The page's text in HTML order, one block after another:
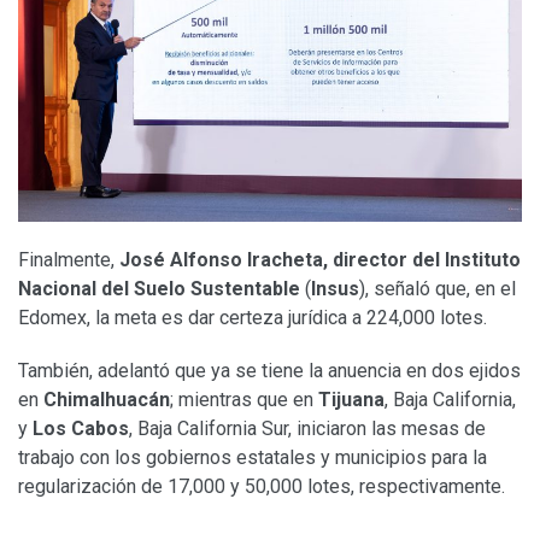
Finalmente, José Alfonso Iracheta, director del Instituto
Nacional del Suelo Sustentable (Insus), señaló que, en el
Edomex, la meta es dar certeza jurídica a 224,000 lotes.
También, adelantó que ya se tiene la anuencia en dos ejidos
en Chimalhuacán; mientras que en Tijuana, Baja California,
y Los Cabos, Baja California Sur, iniciaron las mesas de
trabajo con los gobiernos estatales y municipios para la
regularización de 17,000 y 50,000 lotes, respectivamente.